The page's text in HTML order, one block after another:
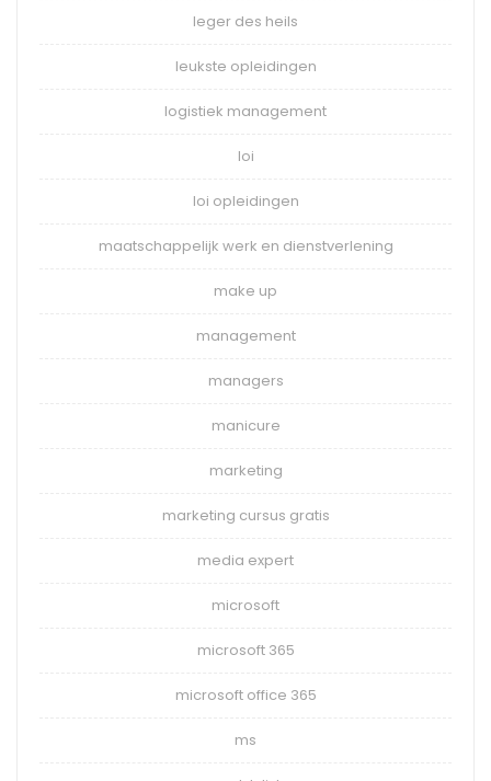
leger des heils
leukste opleidingen
logistiek management
loi
loi opleidingen
maatschappelijk werk en dienstverlening
make up
management
managers
manicure
marketing
marketing cursus gratis
media expert
microsoft
microsoft 365
microsoft office 365
ms